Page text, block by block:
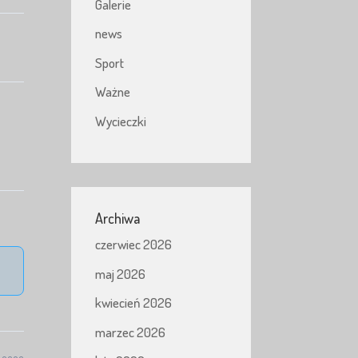
Galerie
news
Sport
Ważne
Wycieczki
Archiwa
czerwiec 2026
maj 2026
kwiecień 2026
marzec 2026